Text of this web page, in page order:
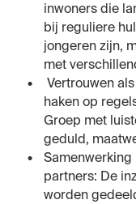
inwoners die
bij reguliere
jongeren zijn,
met
Vertrouwen
haken op
Groep met
geduld,
Samenwerking
partners: De
worden